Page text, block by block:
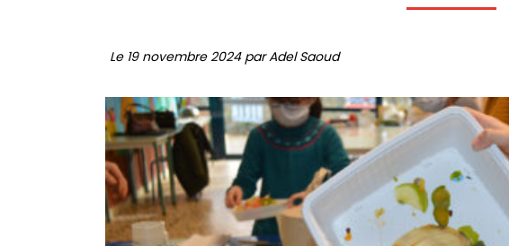
Le 19 novembre 2024 par Adel Saoud